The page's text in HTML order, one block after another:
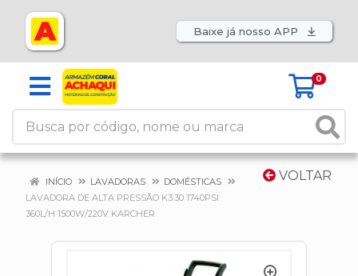
Baixe já nosso APP
0
VOLTAR
INÍCIO LAVADORAS
DOMÉSTICAS
LAVADORA DE ALTA PRESSÃO K3.30 1740PSI
360L/H 1500W/220V KARCHER